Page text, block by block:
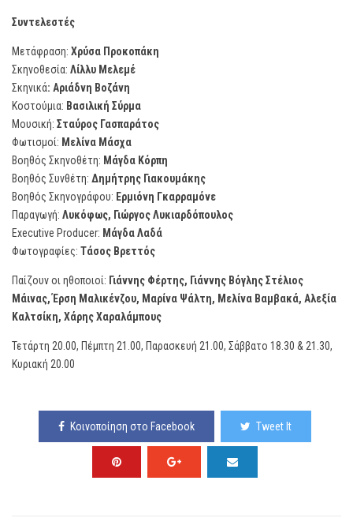
Συντελεστές
Μετάφραση: Χρύσα Προκοπάκη
Σκηνοθεσία: Λίλλυ Μελεμέ
Σκηνικά: Αριάδνη Βοζάνη
Κοστούμια: Βασιλική Σύρμα
Μουσική: Σταύρος Γασπαράτος
Φωτισμοί: Μελίνα Μάσχα
Βοηθός Σκηνοθέτη: Μάγδα Κόρπη
Βοηθός Συνθέτη: Δημήτρης Γιακουμάκης
Βοηθός Σκηνογράφου: Ερμιόνη Γκαρραμόνε
Παραγωγή: Λυκόφως, Γιώργος Λυκιαρδόπουλος
Executive Producer: Μάγδα Λαδά
Φωτογραφίες: Tάσος Βρεττός
Παίζουν οι ηθοποιοί: Γιάννης Φέρτης, Γιάννης Βόγλης Στέλιος
Μάινας, Έρση Μαλικένζου, Μαρίνα Ψάλτη, Μελίνα Βαμβακά, Αλεξία
Καλτσίκη, Χάρης Χαραλάμπους
Τετάρτη 20.00, Πέμπτη 21.00, Παρασκευή 21.00, Σάββατο 18.30 & 21.30,
Κυριακή 20.00
Κοινοποίηση στο Facebook Tweet It